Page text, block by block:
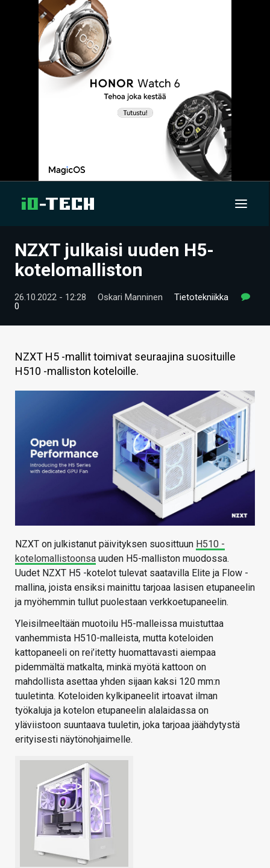
UUTISET
VIDEOT
TIETOA
VAIHDA TEEMA
NZXT julkaisi uuden H5-
kotelomalliston
26.10.2022 - 12:28 Oskari Manninen
Tietotekniikka
0
NZXT H5 -mallit toimivat seuraajina suosituille
H510 -malliston koteloille.
NZXT on julkistanut päivityksen suosittuun H510 -
kotelomallistoonsa uuden H5-malliston muodossa.
Uudet NZXT H5 -kotelot tulevat saatavilla Elite ja Flow -
mallina, joista ensiksi mainittu tarjoaa lasisen etupaneelin
ja myöhemmin tullut puolestaan verkkoetupaneelin.
Yleisilmeeltään muotoilu H5-malleissa muistuttaa
vanhemmista H510-malleista, mutta koteloiden
kattopaneeli on rei’itetty huomattavasti aiempaa
pidemmältä matkalta, minkä myötä kattoon on
mahdollista asettaa yhden sijaan kaksi 120 mm:n
tuuletinta. Koteloiden kylkipaneelit irtoavat ilman
työkaluja ja kotelon etupaneelin alalaidassa on
yläviistoon suuntaava tuuletin, joka tarjoaa jäähdytystä
erityisesti näytönohjaimelle.